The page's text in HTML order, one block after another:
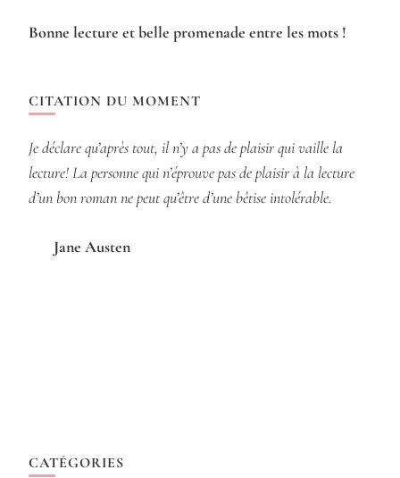
Bonne lecture et belle promenade entre les mots !
CITATION DU MOMENT
Je déclare qu’après tout, il n’y a pas de plaisir qui vaille la
lecture! La personne qui n’éprouve pas de plaisir à la lecture
d’un bon roman ne peut qu’être d’une bêtise intolérable.
Jane Austen
CATÉGORIES